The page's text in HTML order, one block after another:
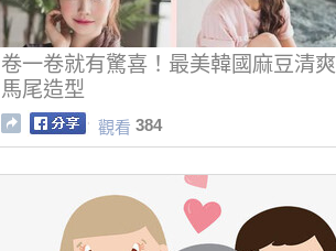
卷一卷就有驚喜！最美韓國麻豆清爽
馬尾造型
觀看 384